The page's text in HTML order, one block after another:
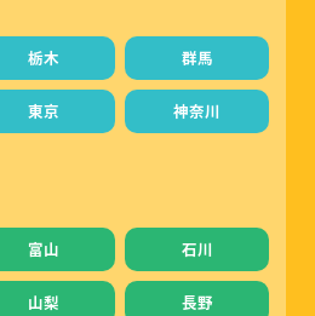
栃木 群馬
東京 神奈川
富山 石川
山梨 長野